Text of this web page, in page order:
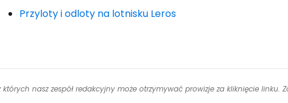
Przyloty i odloty na lotnisku Leros
nasz zespół redakcyjny może otrzymywać prowizje za kliknięcie linku.